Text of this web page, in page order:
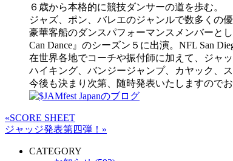
６歳から本格的に競技ダンサーの道を歩む。
ジャズ、ポン、バレエのジャンルで数多くの
豪華客船のダンスパフォーマンスメンバーと
Can Dance』のシーズン５に出演。NFL San
在世界各地でコーチや振付師に加えて、ジャッ
ハイキング、バンジージャンプ、カヤック、
今後も決まり次第、随時発表いたしますので
«SCORE SHEET
ジャッジ発表第四弾！»
CATEGORY